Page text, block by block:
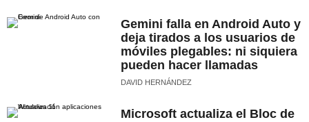
Gemini falla en Android Auto y
deja tirados a los usuarios de
móviles plegables: ni siquiera
pueden hacer llamadas
DAVID HERNÁNDEZ
Microsoft actualiza el Bloc de